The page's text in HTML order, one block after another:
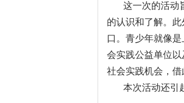
这一次的活动旨
的认识和了解。
口。青少年就像
会实践公益单位
社会实践机会，
本次活动还引起